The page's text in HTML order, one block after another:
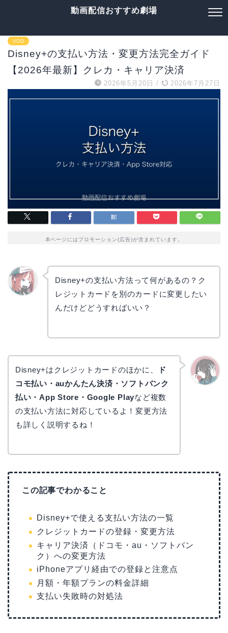
動画配信おすすめ劇場
VOD
Disney+の支払い方法・変更方法完全ガイド
【2026年最新】クレカ・キャリア決済
2026年5月20日 / 2026年7月27日
本ページにはプロモーション(広告)が含まれています。
Disney+の支払い方法って何があるの？ク
レジットカードを別のカードに変更したい
んだけどどうすればいい？
Disney+はクレジットカードのほかに、
ド
コモ払い・auかんたん決済・ソフトバンク
払い・App Store・Google Playなど複数
の支払い方法に対応しているよ！変更方法
も詳しく説明するね！
この記事でわかること
Disney+で使える支払い方法の一覧
クレジットカードの登録・変更方法
キャリア決済（ドコモ・au・ソフトバン
ク）への変更方法
iPhoneアプリ経由での登録と注意点
月額・年額プランの料金詳細
支払い失敗時の対処法